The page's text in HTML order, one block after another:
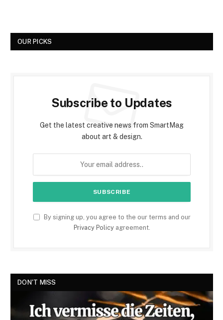
OUR PICKS
Subscribe to Updates
Get the latest creative news from SmartMag
about art & design.
By signing up, you agree to the our terms and our
Privacy Policyagreement.
DON'T MISS